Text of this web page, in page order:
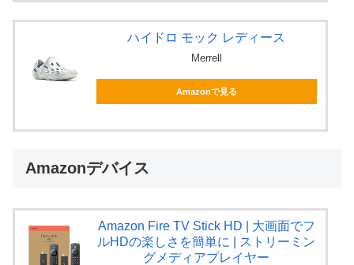
ハイドロ モック レディース
Merrell
Amazonで見る
Amazonデバイス
Amazon Fire TV Stick HD | 大画面でフ
ルHDの楽しさを簡単に | ストリーミン
グメディアプレイヤー